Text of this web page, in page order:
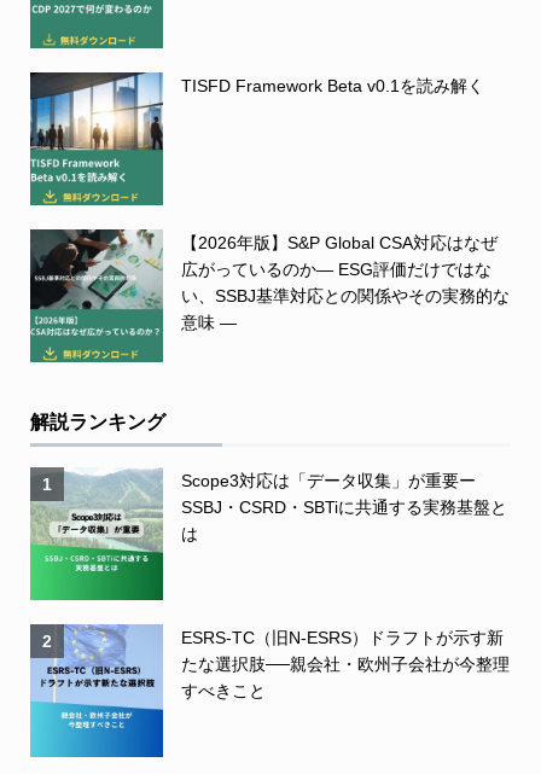
TISFD Framework Beta v0.1を読み解く
【2026年版】S&P Global CSA対応はなぜ
広がっているのか― ESG評価だけではな
い、SSBJ基準対応との関係やその実務的な
意味 ―
解説ランキング
1
Scope3対応は「データ収集」が重要ー
SSBJ・CSRD・SBTiに共通する実務基盤と
は
2
ESRS-TC（旧N-ESRS）ドラフトが示す新
たな選択肢──親会社・欧州子会社が今整理
すべきこと